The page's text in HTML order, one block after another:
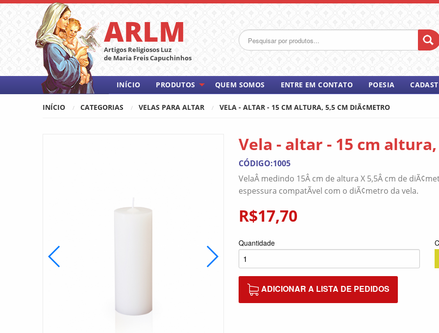
ARLM
Artigos Religiosos Luz
de Maria Freis Capuchinhos
INÍCIO PRODUTOS QUEM SOMOS ENTRE EM CONTATO POESIA
INÍCIO CATEGORIAS VELAS PARA ALTAR VELA - ALTAR - 15 CM ALTURA, 5,5 CM DIÃ¢METRO
Vela - altar - 15 cm
CÓDIGO:1005
VelaÂ medindo 15Â cm de altura X 5,5Â cm de
espessura compatÃ­vel com o diÃ¢metro da vela.
R$17,70
Quantidade
ADICIONAR A LISTA DE PEDIDOS